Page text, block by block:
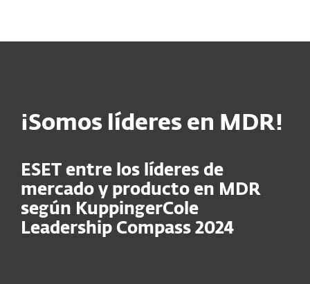
¡Somos líderes en MDR!
ESET entre los líderes de
mercado y producto en MDR
según KuppingerCole
Leadership Compass 2024